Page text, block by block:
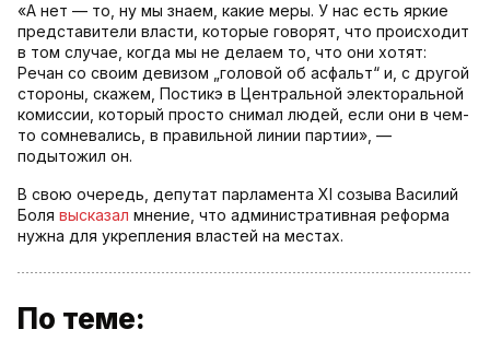
«А нет — то, ну мы знаем, какие меры. У нас есть яркие
представители власти, которые говорят, что происходит
в том случае, когда мы не делаем то, что они хотят:
Речан со своим девизом „головой об асфальт“ и, с другой
стороны, скажем, Постикэ в Центральной электоральной
комиссии, который просто снимал людей, если они в чем-
то сомневались, в правильной линии партии», —
подытожил он.
В свою очередь, депутат парламента XI созыва Василий
Боля высказал мнение, что административная реформа
нужна для укрепления властей на местах.
По теме: